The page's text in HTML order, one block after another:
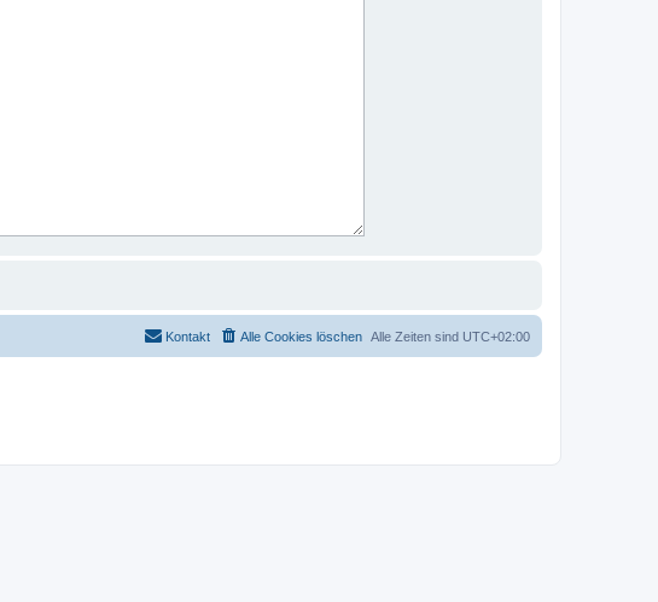
Alle Zeiten sind UTC+02:00
Alle Cookies löschen
Kontakt